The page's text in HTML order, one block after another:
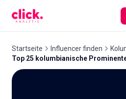
Startseite Influencer finden
Top 25 kolumbianische